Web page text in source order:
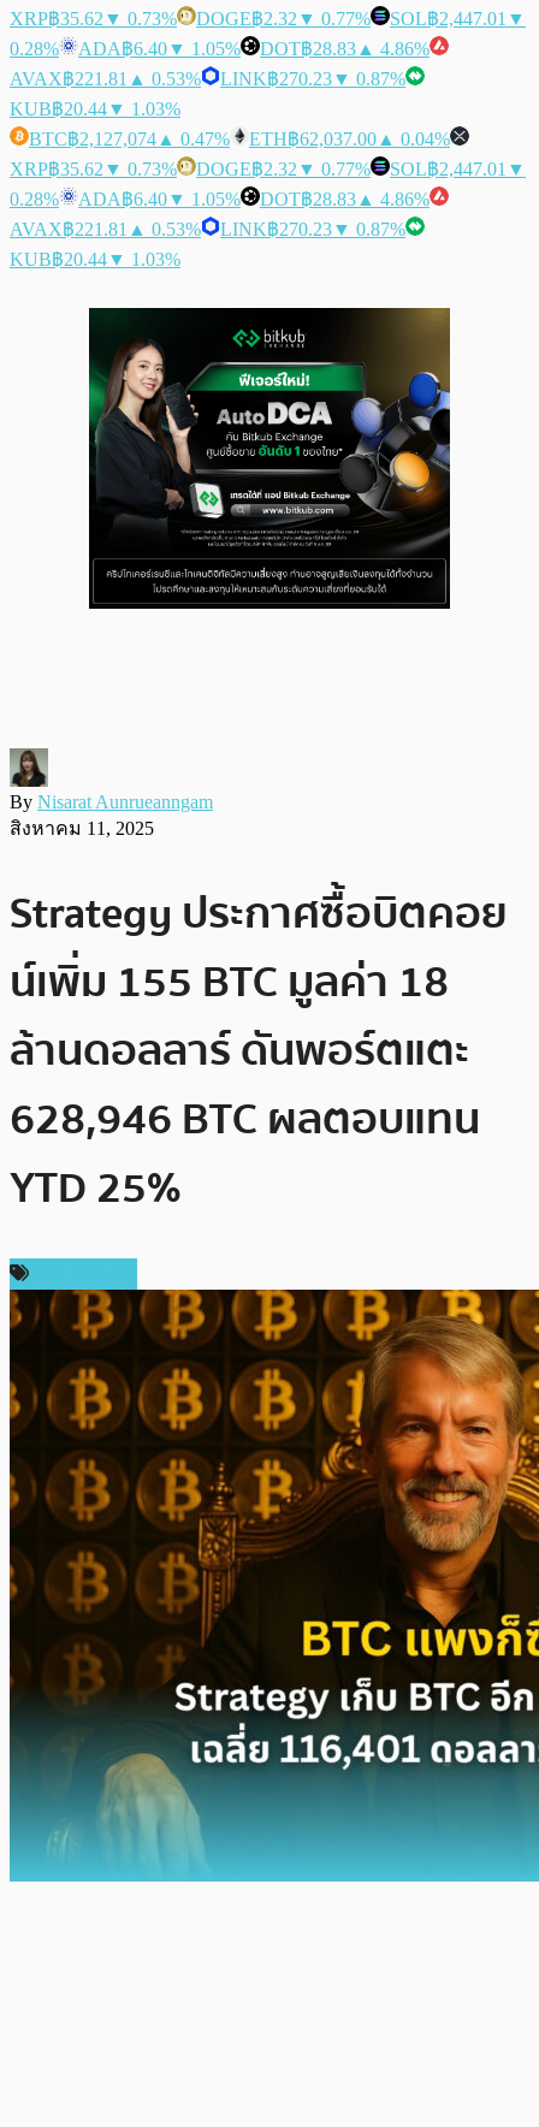
XRP฿35.62 ▼ 0.73% DOGE฿2.32 ▼ 0.77% SOL฿2,447.01 ▼
0.28%
ADA฿6.40▼ 1.05% DOT฿28.83 ▲ 4.86%
AVAX฿221.81 ▲ 0.53% LINK฿270.23▼ 0.87%
KUB฿20.44▼ 1.03%
BTC฿2,127,074 ▲ 0.47% ETH฿62,037.00 ▲ 0.04%
XRP฿35.62 ▼ 0.73% DOGE฿2.32 ▼ 0.77% SOL฿2,447.01 ▼
0.28%
ADA฿6.40▼ 1.05% DOT฿28.83 ▲ 4.86%
AVAX฿221.81 ▲ 0.53% LINK฿270.23▼ 0.87%
KUB฿20.44▼ 1.03%
By Nisarat Aunrueanngam
สิงหาคม 11, 2025
Strategy ประกาศซื้อบิตคอย
น์เพิ่ม 155 BTC มูลค่า 18
ล้านดอลลาร์ ดันพอร์ตแตะ
628,946 BTC ผลตอบแทน
YTD 25%